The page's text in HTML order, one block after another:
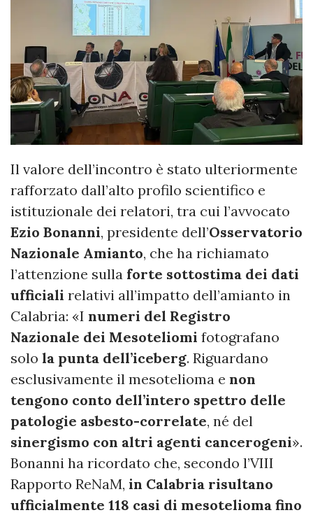
Il valore dell’incontro è stato ulteriormente
rafforzato dall’alto profilo scientifico e
istituzionale dei relatori, tra cui l’avvocato
Ezio Bonanni, presidente dell’Osservatorio
Nazionale Amianto, che ha richiamato
l’attenzione sulla forte sottostima dei dati
ufficiali relativi all’impatto dell’amianto in
Calabria: «I numeri del Registro
Nazionale dei Mesoteliomi fotografano
solo la punta dell’iceberg. Riguardano
esclusivamente il mesotelioma e non
tengono conto dell’intero spettro delle
patologie asbesto-correlate, né del
sinergismo con altri agenti cancerogeni».
Bonanni ha ricordato che, secondo l’VIII
Rapporto ReNaM, in Calabria risultano
ufficialmente 118 casi di mesotelioma fino